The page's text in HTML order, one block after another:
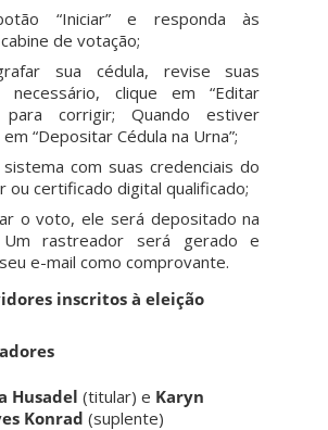
“Iniciar” e responda às
de votação;
sua cédula, revise suas
necessário, clique em “Editar
para corrigir; Quando estiver
“Depositar Cédula na Urna”;
sistema com suas credenciais do
ou certificado digital qualificado;
o voto, ele será depositado na
rastreador será gerado e
e-mail como comprovante.
inscritos à eleição
Husadel (titular) e Karyn
Konrad (suplente)